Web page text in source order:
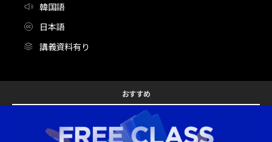
韓国語
日本語
講義資料有り
[무료특강] 프로덕트 디자이너 양지은
Configuration Information Shortcuts
おすすめ